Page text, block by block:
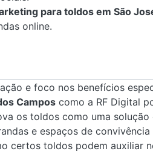
para toldos em São
online.
e foco nos benefícios
Campos como a RF Digital
os toldos como uma
e espaços de
certos toldos podem auxiliar